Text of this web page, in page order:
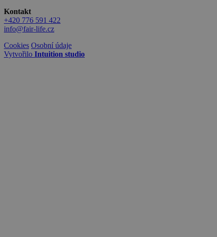
Kontakt
+420 776 591 422
info@fair-life.cz
Cookies Osobní údaje
Vytvořilo Intuition studio